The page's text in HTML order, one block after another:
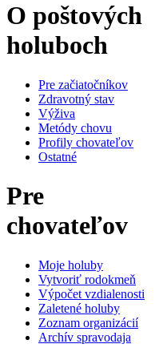
O poštových
holuboch
Pre začiatočníkov
Zdravotný stav
Výživa
Metódy chovu
Profily chovateľov
Ostatné
Pre
chovateľov
Moje holuby
Vytvoriť rodokmeň
Výpočet vzdialenosti
Zaletené holuby
Zoznam organizácií
Archív spravodaja